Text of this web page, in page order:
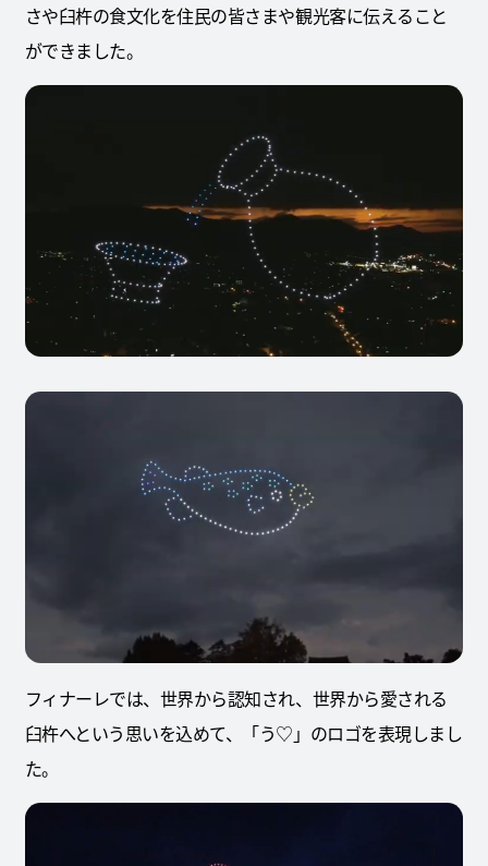
さや臼杵の食文化を住民の皆さまや観光客に伝えること
ができました。
フィナーレでは、世界から認知され、世界から愛される
臼杵へという思いを込めて、「う♡」のロゴを表現しまし
た。